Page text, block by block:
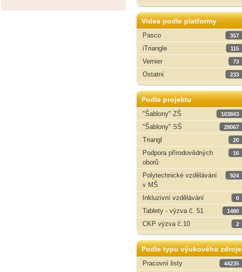
Videa podle platformy
Pasco
357
iTriangle 115
Vernier 73
Ostatní 233
Podle projektu
"Šablony" ZŠ
103843
"Šablony" SŠ 28067
Triangl 20
Podpora přírodovědných
oborů
16
Polytechnické vzdělávání
v MŠ
924
Inkluzivní vzdělávání 0
Tablety - výzva č. 51 1480
CKP výzva č.10 2
Podle typu výukového zdroje
Pracovní listy
44235